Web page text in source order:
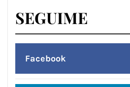
SEGUIME
Facebook